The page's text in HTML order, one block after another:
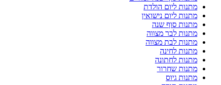
מתנות ליום הולדת
מתנות ליום נישואין
מתנות סוף שנה
מתנות לבר מצווה
מתנות לבת מצווה
מתנות לחינה
מתנות לחתונה
מתנות שחרור
מתנות גיוס